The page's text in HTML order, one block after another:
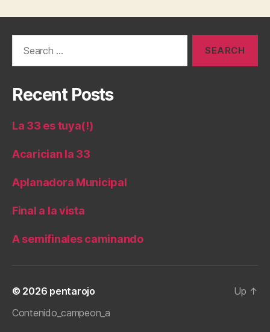
Recent Posts
La 33 es tuya(!)
Acarician la 33
Aplanadora Municipal
Final a la vista
A semifinales caminando
© 2026 pentarojo
Contenido_campeon_a
Up ↑